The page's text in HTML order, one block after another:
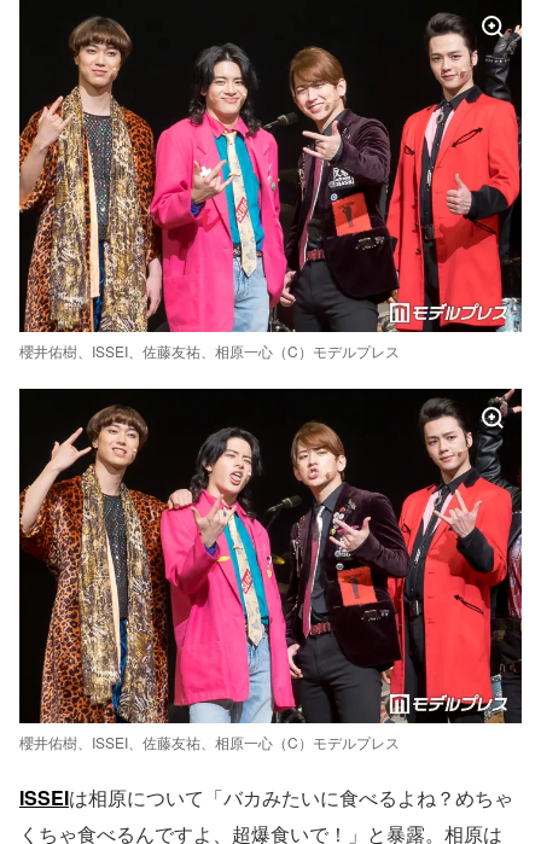
櫻井佑樹、ISSEI、佐藤友祐、相原一心（C）モデルプレス
櫻井佑樹、ISSEI、佐藤友祐、相原一心（C）モデルプレス
ISSEIは相原について「バカみたいに食べるよね？めちゃ
くちゃ食べるんですよ、超爆食いで！」と暴露。相原は